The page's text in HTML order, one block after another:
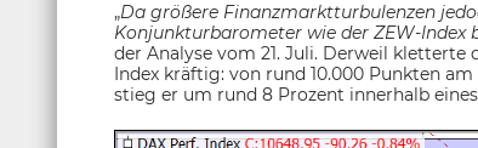
„Da größere Finanzmarktturbulenzen
Konjunkturbarometer wie der ZEW-
der Analyse vom 21. Juli. Derweil kletterte
Index kräftig: von rund 10.000 Punkten
stieg er um rund 8 Prozent innerhalb